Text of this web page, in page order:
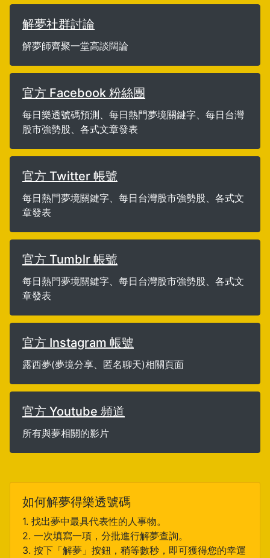
解夢社群討論
解夢師齊聚一堂高談闊論
官方 Facebook 粉絲團
每日樂透號碼預測、每日熱門夢境關鍵字、每日台灣
股市強勢股、各式文章發表
官方 Twitter 帳號
每日熱門夢境關鍵字、每日台灣股市強勢股、各式文
章發表
官方 Tumblr 帳號
每日熱門夢境關鍵字、每日台灣股市強勢股、各式文
章發表
官方 Instagram 帳號
露西夢(夢境分享、匿名聊天)相關頁面
官方 Youtube 頻道
所有與夢相關的影片
如何解夢得樂透號碼
1. 找出夢中最具代表性的人事物。
2. 一次填寫一項，分批進行解夢查詢。
3. 按下「解夢」按鈕，稍等數秒，即可獲得您的幸運